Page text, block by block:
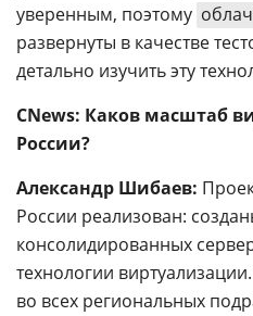
уверенным, поэтому
развернуты в качестве
детально изучить эту
CNews: Каков масштаб
России?
Александр Шибаев:
России реализован:
консолидированных
технологии
во всех региональных